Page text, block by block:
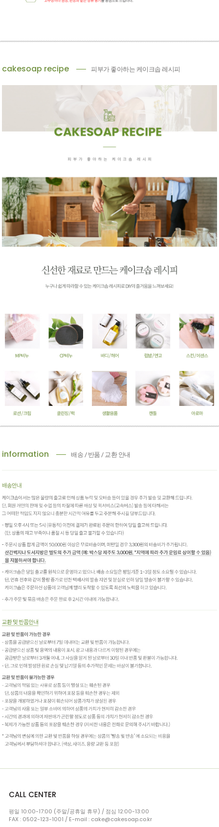
cakesoap recipe 피부가 좋아하는 케이크솝 레시피
information 배송 / 반품 / 교환 안내
CALL CENTER
평일 10:00-17:00 (주말/공휴일 휴무) / 점심 12:00-13:00
FAX : 0502-123-1001 / E-mail : cake@cakesoap.co.kr